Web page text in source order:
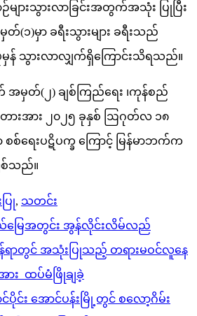
ျားသွားလာခြင်းအတွက်အသုံး ပြုပြီး
(၁)မှာ ခရီးသွားများ ခရီးသည်
ပုံမှန် သွားလာလျှက်ရှိကြောင်းသိရသည်။
အမှတ်(၂) ချစ်ကြည်​ရေး ၊ကုန်စည်
းအား ၂၀၂၅ ခုနှစ် ဩဂုတ်လ ၁၈
ရေးပဋိပက္ခ ကြောင့် မြန်မာဘက်က
စ်သည်။
ြု, သတင်း
မြေအတွင်း အွန်လိုင်းလိမ်လည်
ရာတွင် အသုံးပြုသည့် တရားမဝင်လူနေ
ထပ်မံဖြိုချခဲ့
ပိုင်း အောင်ပန်းမြို့တွင် စလော့ဂိမ်း